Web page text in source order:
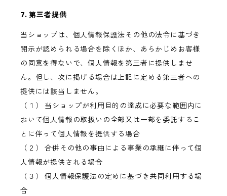
7. 第三者提供
当ショップは、個人情報保護法その他の法令に基づき
開示が認められる場合を除くほか、あらかじめお客様
の同意を得ないで、個人情報を第三者に提供しませ
ん。但し、次に掲げる場合は上記に定める第三者への
提供には該当しません。
（１） 当ショップが利用目的の達成に必要な範囲内に
おいて個人情報の取扱いの全部又は一部を委託するこ
とに伴って個人情報を提供する場合
（２） 合併その他の事由による事業の承継に伴って個
人情報が提供される場合
（３） 個人情報保護法の定めに基づき共同利用する場
合